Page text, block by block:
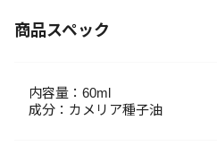
商品スペック
内容量：60ml
成分：カメリア種子油